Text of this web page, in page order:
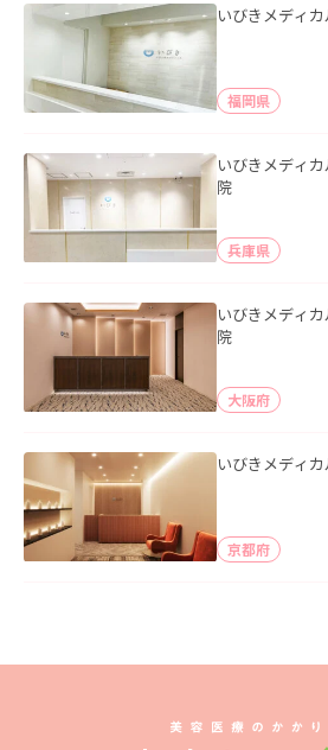
いびきメディ
福岡県
いびきメディ
院
兵庫県
いびきメディ
院
大阪府
いびきメディ
京都府